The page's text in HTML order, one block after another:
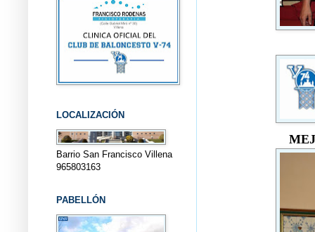
LOCALIZACIÓN
Barrio San Francisco Villena
965803163
PABELLÓN